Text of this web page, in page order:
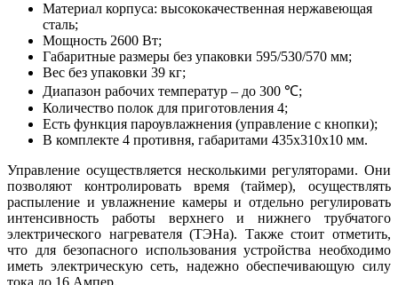
Материал корпуса: высококачественная нержавеющая
сталь;
Мощность 2600 Вт;
Габаритные размеры без упаковки 595/530/570 мм;
Вес без упаковки 39 кг;
Диапазон рабочих температур – до 300 ℃;
Количество полок для приготовления 4;
Есть функция пароувлажнения (управление с кнопки);
В комплекте 4 противня, габаритами 435x310x10 мм.
Управление осуществляется несколькими регуляторами. Они
позволяют контролировать время (таймер), осуществлять
распыление и увлажнение камеры и отдельно регулировать
интенсивность работы верхнего и нижнего трубчатого
электрического нагревателя (ТЭНа). Также стоит отметить,
что для безопасного использования устройства необходимо
иметь электрическую сеть, надежно обеспечивающую силу
тока до 16 Ампер.